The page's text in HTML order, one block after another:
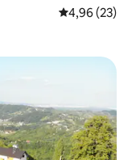
Note
4,96 (23)